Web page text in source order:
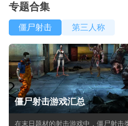
专题合集
僵尸射击 第三人称
僵尸射击游戏汇总
在末日题材的射击游戏中，僵尸射击